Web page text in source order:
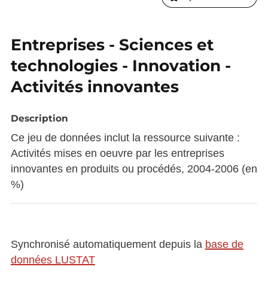
Entreprises - Sciences et
technologies - Innovation -
Activités innovantes
Description
Ce jeu de données inclut la ressource suivante :
Activités mises en oeuvre par les entreprises
innovantes en produits ou procédés, 2004-2006 (en
%)
Synchronisé automatiquement depuis la base de
données LUSTAT